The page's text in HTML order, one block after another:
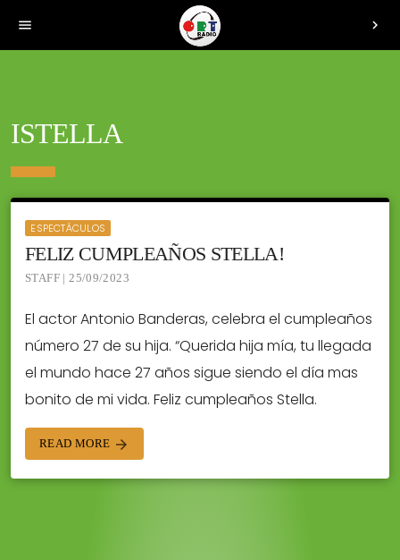
menu chevron_right
ISTELLA
ESPECTÁCULOS
FELIZ CUMPLEAÑOS STELLA!
STAFF | 25/09/2023
El actor Antonio Banderas, celebra el cumpleaños
número 27 de su hija. “Querida hija mía, tu llegada
el mundo hace 27 años sigue siendo el día mas
bonito de mi vida. Feliz cumpleaños Stella.
READ MORE arrow_forward